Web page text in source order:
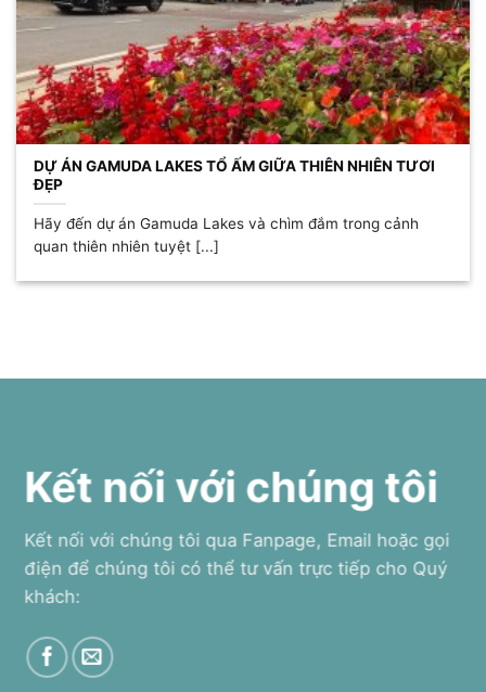
DỰ ÁN GAMUDA LAKES TỔ ẤM GIỮA THIÊN NHIÊN TƯƠI
ĐẸP
Hãy đến dự án Gamuda Lakes và chìm đắm trong cảnh
quan thiên nhiên tuyệt [...]
Kết nối với chúng tôi
Kết nối với chúng tôi qua Fanpage, Email hoặc gọi
điện để chúng tôi có thể tư vấn trực tiếp cho Quý
khách: